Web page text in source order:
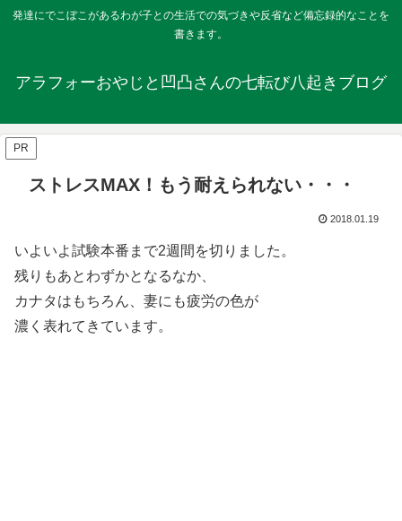
発達にでこぼこがあるわが子との生活での気づきや反省など備忘録的なことを
書きます。
アラフォーおやじと凹凸さんの七転び八起きブログ
PR
ストレスMAX！もう耐えられない・・・
2018.01.19
いよいよ試験本番まで2週間を切りました。
残りもあとわずかとなるなか、
カナタはもちろん、妻にも疲労の色が
濃く表れてきています。